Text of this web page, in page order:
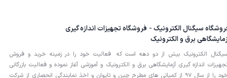
سیگنال الکترونیک - فروشگاه تجهیزات اندازه گیری
برق و الکترونیک
الکترونیک بیش از دو دهه است که فعالیت خود را در زمینه خرید و فروش
اندازه گیری آزمایشگاهی برق و الکترونیک و آموزشی آغاز نموده و فعالیت بازرگانی
خود را از سال 97 از کمپانی های مطرح چین و تایوان و اخذ نمایندگی انحصاری از شرکت